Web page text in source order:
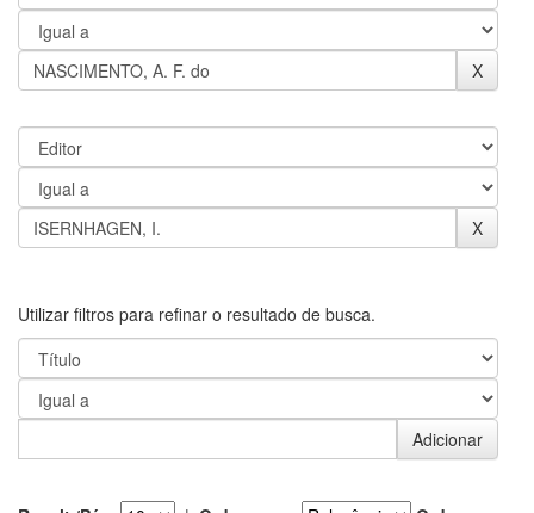
Utilizar filtros para refinar o resultado de busca.